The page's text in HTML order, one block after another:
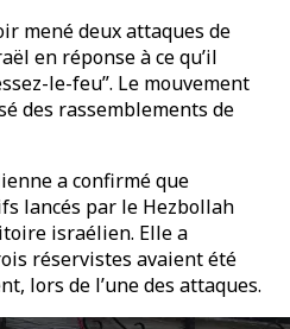
mené deux attaques de
en réponse à ce qu’il
le-feu”. Le mouvement
des rassemblements de
a confirmé que
lancés par le Hezbollah
israélien. Elle a
réservistes avaient été
lors de l’une des attaques.